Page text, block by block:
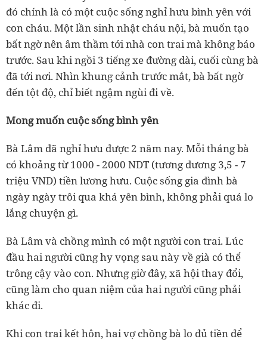
đó chính là có một cuộc sống nghỉ hưu bình yên với
con cháu. Một lần sinh nhật cháu nội, bà muốn tạo
bất ngờ nên âm thầm tới nhà con trai mà không báo
trước. Sau khi ngồi 3 tiếng xe đường dài, cuối cùng bà
đã tới nơi. Nhìn khung cảnh trước mắt, bà bất ngờ
đến tột độ, chỉ biết ngậm ngùi đi về.
Mong muốn cuộc sống bình yên
Bà Lâm đã nghỉ hưu được 2 năm nay. Mỗi tháng bà
có khoảng từ 1000 - 2000 NDT (tương đương 3,5 - 7
triệu VND) tiền lương hưu. Cuộc sống gia đình bà
ngày ngày trôi qua khá yên bình, không phải quá lo
lắng chuyện gì.
Bà Lâm và chồng mình có một người con trai. Lúc
đầu hai người cũng hy vọng sau này về già có thể
trông cậy vào con. Nhưng giờ đây, xã hội thay đổi,
cũng làm cho quan niệm của hai người cũng phải
khác đi.
Khi con trai kết hôn, hai vợ chồng bà lo đủ tiền để